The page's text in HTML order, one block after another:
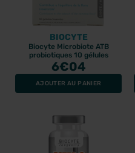
BIOCYTE
Biocyte Microbiote ATB
probiotiques 10 gélules
6€04
AJOUTER AU PANIER